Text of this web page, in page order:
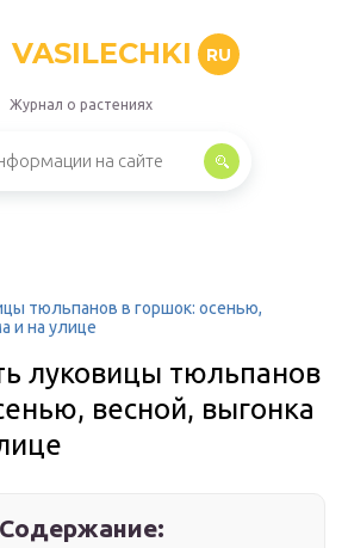
VASILECHKI RU
Журнал о растениях
тюльпанов в горшок: осенью,
и на улице
луковицы тюльпанов
весной, выгонка
Содержание: